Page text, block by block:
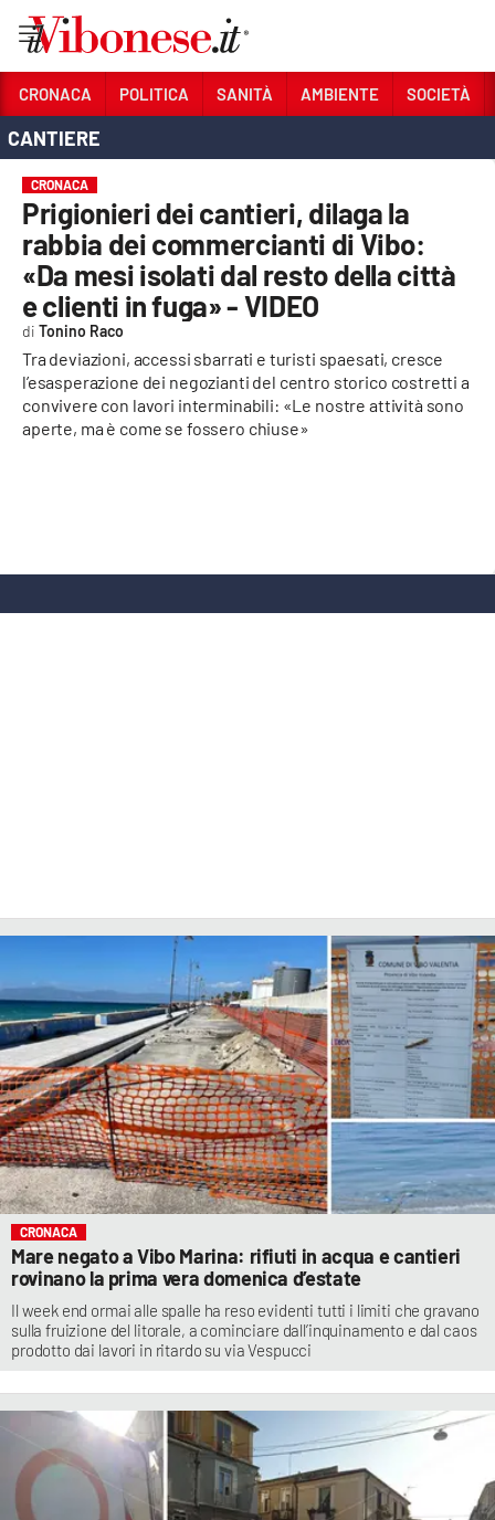
Sezioni
CRONACA
POLITICA
SANITÀ
AMBIENTE
SOCIETÀ
CULTURA
Streaming
LACTV.IT
LACITYMAG.IT
ILREGGINO.IT
COSENZACHANNEL.IT
ILVIBONESE.IT
CATANZAROCHANNEL.IT
LACAPITALENEWS.IT
App
ANDROID
CRONACA POLITICA SANITÀ AMBIENTE SOCIETÀ
CANTIERE
CRONACA
Prigionieri dei cantieri, dilaga la
rabbia dei commercianti di Vibo:
«Da mesi isolati dal resto della città
e clienti in fuga» - VIDEO
Tra deviazioni, accessi sbarrati e turisti spaesati, cresce
l’esasperazione dei negozianti del centro storico costretti a
convivere con lavori interminabili: «Le nostre attività sono
aperte, ma è come se fossero chiuse»
Tonino Raco
CRONACA
Mare negato a Vibo Marina: rifiuti in acqua e cantieri
rovinano la prima vera domenica d’estate
Il week end ormai alle spalle ha reso evidenti tutti i limiti che gravano
sulla fruizione del litorale, a cominciare dall’inquinamento e dal caos
prodotto dai lavori in ritardo su via Vespucci